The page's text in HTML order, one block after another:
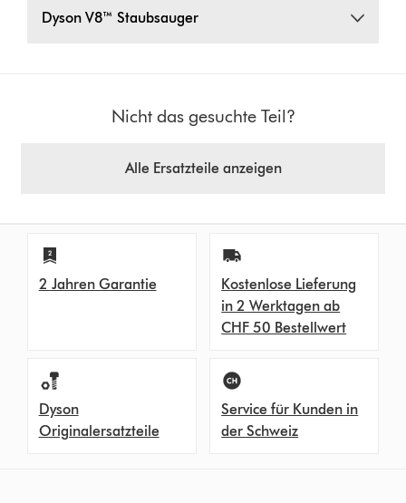
Dyson V8™ Staubsauger
Nicht das gesuchte Teil?
Alle Ersatzteile anzeigen
2 Jahren Garantie
Kostenlose Lieferung
in 2 Werktagen ab
CHF 50 Bestellwert
Dyson
Originalersatzteile
Service für Kunden in
der Schweiz